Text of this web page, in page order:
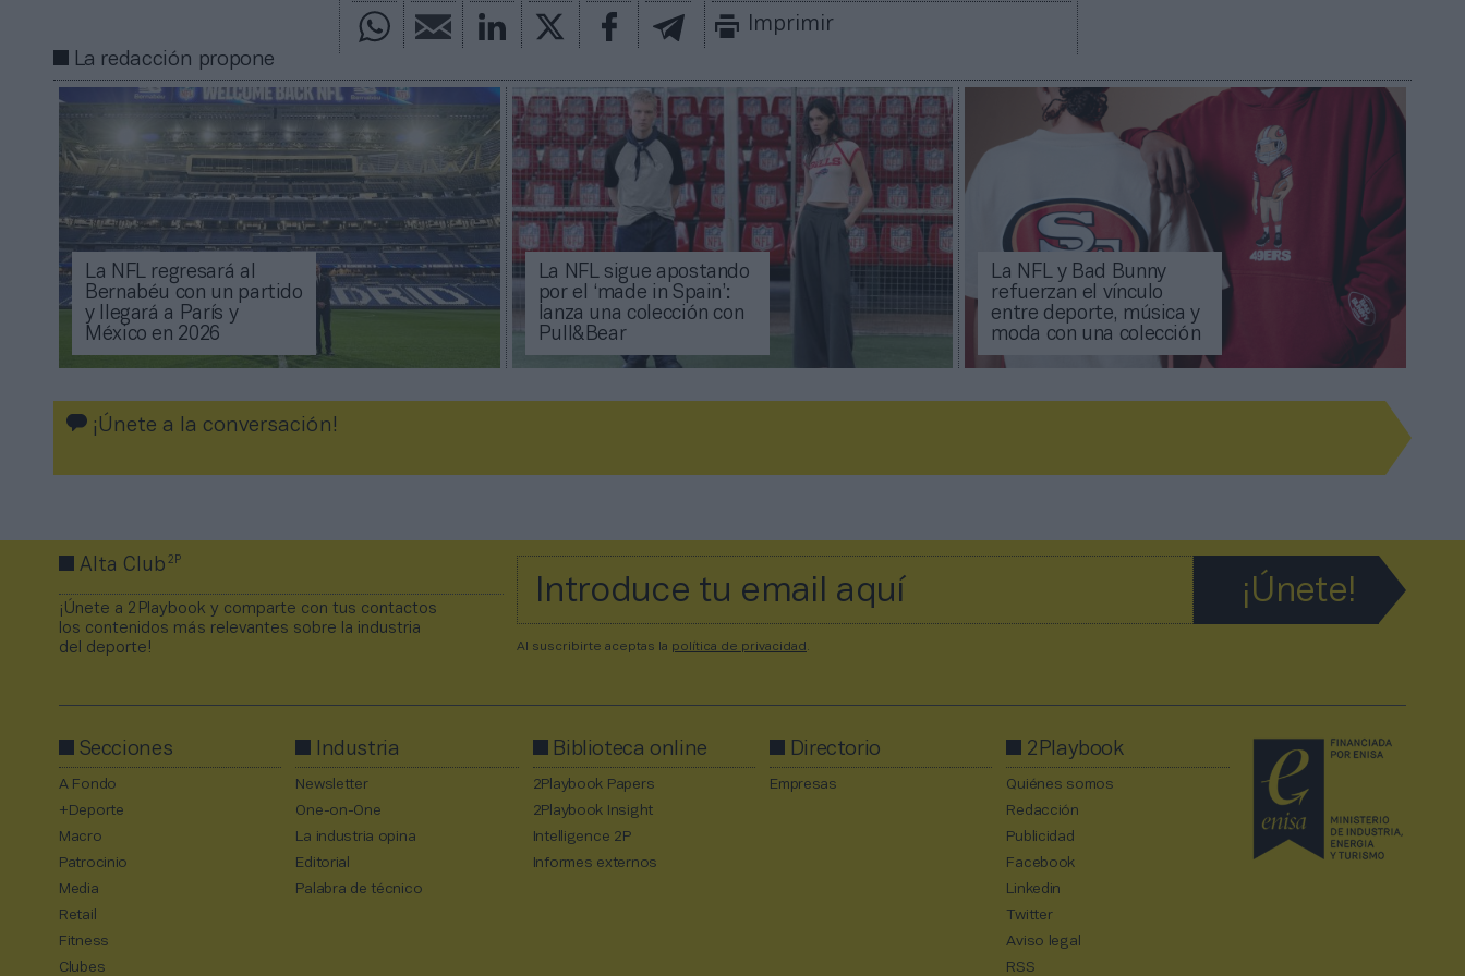
Imprimir
La redacción propone
La NFL regresará al
Bernabéu con un partido
y llegará a París y
México en 2026
La NFL sigue apostando
por el ‘made in Spain’:
lanza una colección con
Pull&Bear
La NFL y Bad Bunny
refuerzan el vínculo
entre deporte, música y
moda con una colección
¡Únete a la conversación!
Alta Club2P
¡Únete a 2Playbook y comparte con tus contactos
los contenidos más relevantes sobre la industria
del deporte!
Al suscribirte aceptas la política de privacidad
Secciones
A Fondo
+Deporte
Macro
Patrocinio
Media
Retail
Fitness
Clubes
Industria
Newsletter
One-on-One
La industria opina
Editorial
Palabra de técnico
Biblioteca online
2Playbook Papers
2Playbook Insight
Intelligence 2P
Informes externos
Directorio
Empresas
2Playbook
Quiénes somos
Redacción
Publicidad
Facebook
Linkedin
Twitter
Aviso legal
RSS